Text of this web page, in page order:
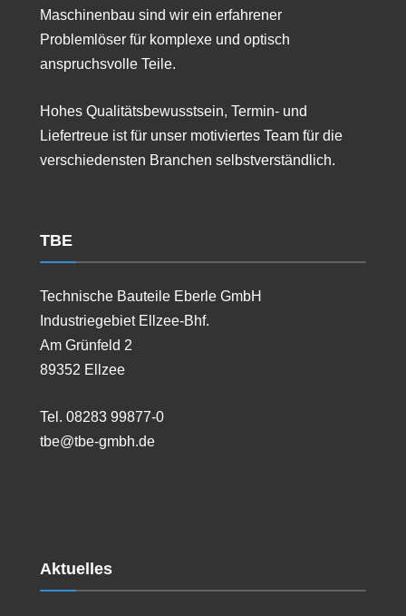
Maschinenbau sind wir ein erfahrener
Problemlöser für komplexe und optisch
anspruchsvolle Teile.
Hohes Qualitätsbewusstsein, Termin- und
Liefertreue ist für unser motiviertes Team für die
verschiedensten Branchen selbstverständlich.
TBE
Technische Bauteile Eberle GmbH
Industriegebiet Ellzee-Bhf.
Am Grünfeld 2
89352 Ellzee
Tel. 08283 99877-0
tbe@tbe-gmbh.de
Aktuelles